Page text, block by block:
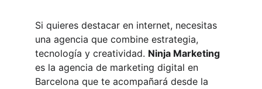
Si quieres destacar en internet, necesitas
una agencia que combine estrategia,
tecnología y creatividad. Ninja Marketing
es la agencia de marketing digital en
Barcelona que te acompañará desde la